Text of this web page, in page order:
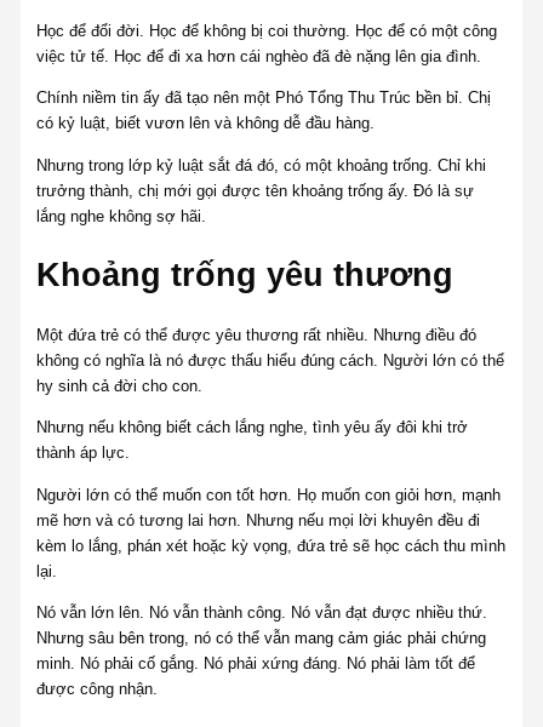
Học để đổi đời. Học để không bị coi thường. Học để có một công
việc tử tế. Học để đi xa hơn cái nghèo đã đè nặng lên gia đình.
Chính niềm tin ấy đã tạo nên một Phó Tổng Thu Trúc bền bỉ. Chị
có kỷ luật, biết vươn lên và không dễ đầu hàng.
Nhưng trong lớp kỷ luật sắt đá đó, có một khoảng trống. Chỉ khi
trưởng thành, chị mới gọi được tên khoảng trống ấy. Đó là sự
lắng nghe không sợ hãi.
Khoảng trống yêu thương
Một đứa trẻ có thể được yêu thương rất nhiều. Nhưng điều đó
không có nghĩa là nó được thấu hiểu đúng cách. Người lớn có thể
hy sinh cả đời cho con.
Nhưng nếu không biết cách lắng nghe, tình yêu ấy đôi khi trở
thành áp lực.
Người lớn có thể muốn con tốt hơn. Họ muốn con giỏi hơn, mạnh
mẽ hơn và có tương lai hơn. Nhưng nếu mọi lời khuyên đều đi
kèm lo lắng, phán xét hoặc kỳ vọng, đứa trẻ sẽ học cách thu mình
lại.
Nó vẫn lớn lên. Nó vẫn thành công. Nó vẫn đạt được nhiều thứ.
Nhưng sâu bên trong, nó có thể vẫn mang cảm giác phải chứng
minh. Nó phải cố gắng. Nó phải xứng đáng. Nó phải làm tốt để
được công nhận.